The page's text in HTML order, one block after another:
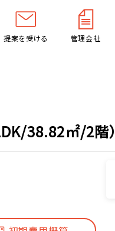
提案を受ける 管理会社
38.82㎡/2階）